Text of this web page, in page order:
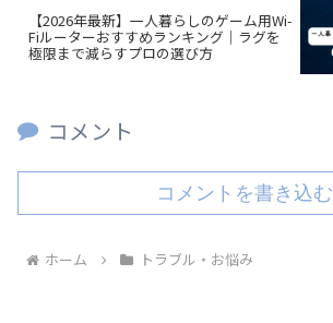
【2026年最新】一人暮らしのゲーム用Wi-
Fiルーターおすすめランキング｜ラグを
極限まで減らすプロの選び方
コメント
コメントを書き込む
ホーム トラブル・お悩み